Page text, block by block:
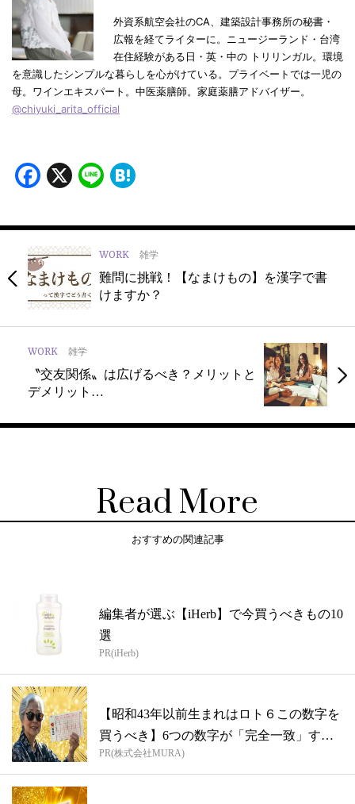
外資系航空会社のCA、建築設計事務所の秘書・
広報を経てライターに。ニュージーランド・台湾
在住経験がある日・英・中の トリリンガル。環境
を意識したシンプルな暮らしを心がけている。プライベートでは一児の
母。ワインエキスパート。中医薬膳師。家庭薬膳アドバイザー。
@chiyuki_arita_official
Facebook
X Line
WORK 雑学
難問に挑戦！【なまけもの】を漢字で書
けますか？
WORK 雑学
〝交友関係〟は広げるべき？メリットと
デメリット…
Read More
おすすめの関連記事
編集者が選ぶ【iHerb】で今買うべきもの10
選
PR(iHerb)
【昭和43年以前生まれはロト６この数字を
買うべき】6つの数字が「完全一致」する
方...
PR(株式会社MURA)